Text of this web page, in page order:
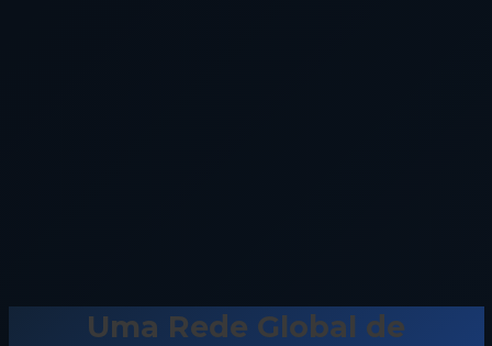
Uma Rede Global de